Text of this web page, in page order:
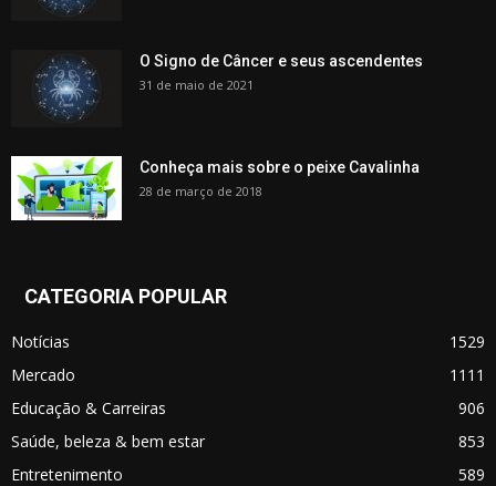
O Signo de Câncer e seus ascendentes
31 de maio de 2021
Conheça mais sobre o peixe Cavalinha
28 de março de 2018
CATEGORIA POPULAR
Notícias
1529
Mercado
1111
Educação & Carreiras
906
Saúde, beleza & bem estar
853
Entretenimento
589